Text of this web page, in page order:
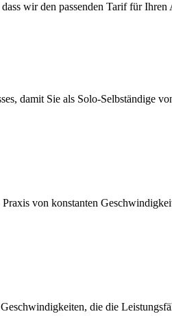
wir den passenden Tarif für
damit Sie als Solo-Selbständige
von konstanten
die die